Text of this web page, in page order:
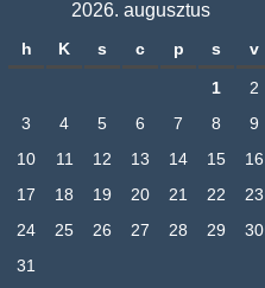
2026. augusztus
h K s c p s v
1
2
3
4 5 6 7 8
9
10
11 12 13 14 15
16
17
18 19 20 21 22
23
24
25 26 27 28 29
30
31